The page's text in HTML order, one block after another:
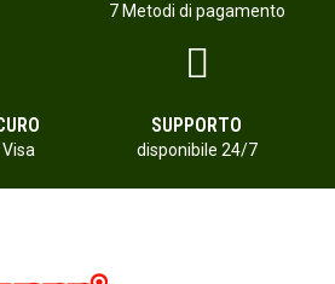
7 Metodi di pagamento
SUPPORTO
disponibile 24/7